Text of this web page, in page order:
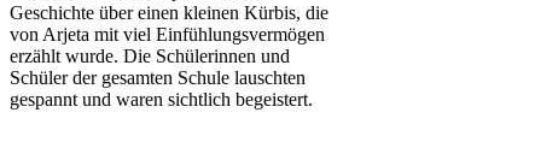
Geschichte über einen kleinen Kürbis, die
von Arjeta mit viel Einfühlungsvermögen
erzählt wurde. Die Schülerinnen und
Schüler der gesamten Schule lauschten
gespannt und waren sichtlich begeistert.